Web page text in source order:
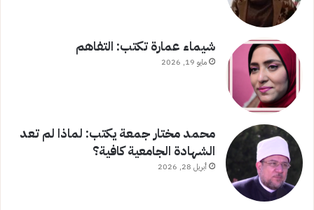
شيماء عمارة تكتب: التفاهم
مايو 19, 2026
محمد مختار جمعة يكتب: لماذا لم تعد
الشهادة الجامعية كافية؟
أبريل 28, 2026